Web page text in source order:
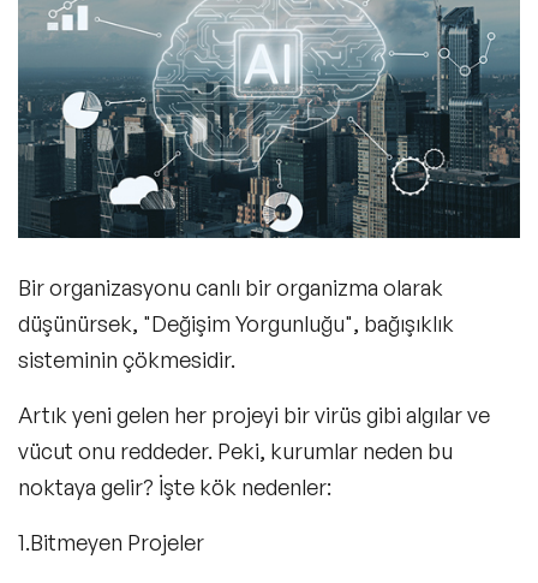
Bir organizasyonu canlı bir organizma olarak
düşünürsek, "Değişim Yorgunluğu", bağışıklık
sisteminin çökmesidir.
Artık yeni gelen her projeyi bir virüs gibi algılar ve
vücut onu reddeder. Peki, kurumlar neden bu
noktaya gelir? İşte kök nedenler:
1.Bitmeyen Projeler